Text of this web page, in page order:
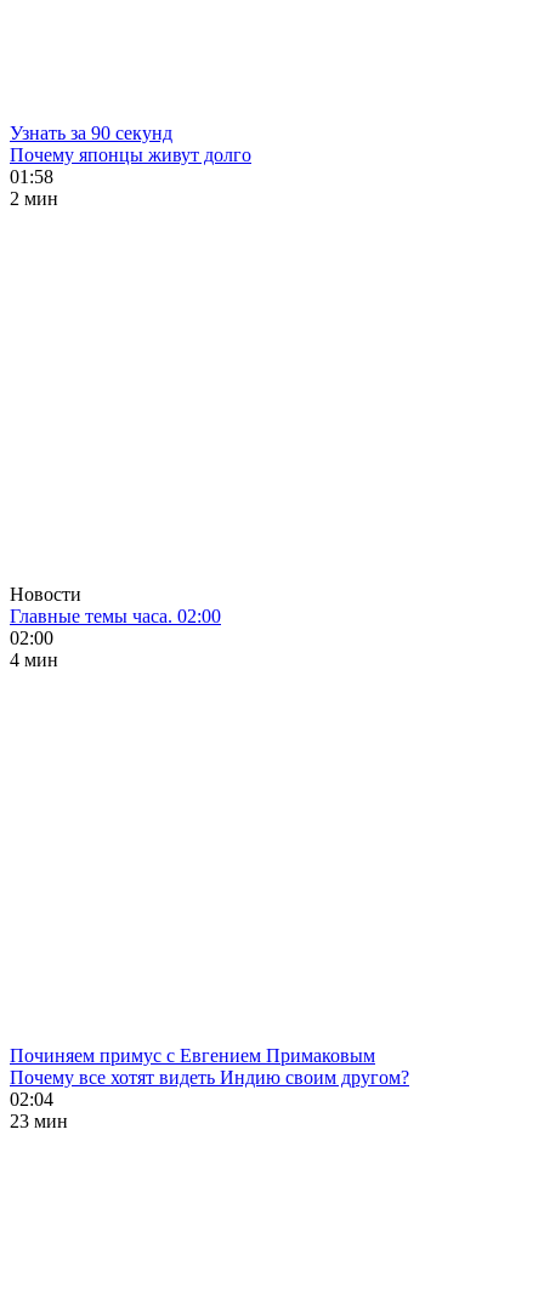
Узнать за 90 секунд
Почему японцы живут долго
01:58
2 мин
Новости
Главные темы часа. 02:00
02:00
4 мин
Починяем примус с Евгением Примаковым
Почему все хотят видеть Индию своим другом?
02:04
23 мин